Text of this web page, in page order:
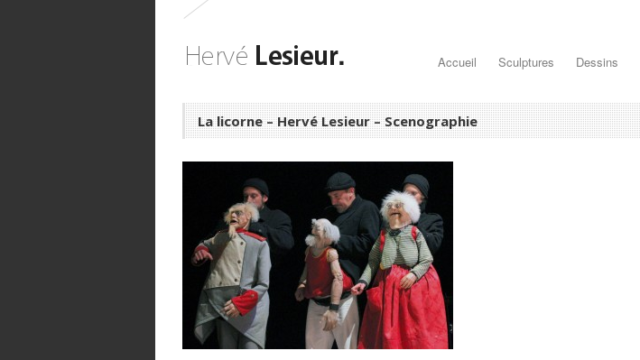
Accueil Sculptures Dessins
La licorne – Hervé Lesieur – Scenographie